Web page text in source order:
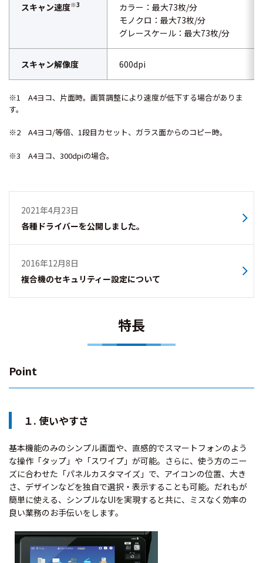
スキャン速度※3
カラー：最大73枚/分
モノクロ：最大73枚/分
グレースケール：最大73枚/分
スキャン解像度 600dpi
※1 A4ヨコ、片面時。画質調整により速度が低下する場合がありま
す。
※2 A4ヨコ/等倍、1段目カセット、ガラス面からのコピー時。
※3 A4ヨコ、300dpiの場合。
2021年4月23日
各種ドライバーを公開しました。
2016年12月8日
複合機のセキュリティー設定について
特長
Point
１. 使いやすさ
基本機能のみのシンプル画面や、直感的でスマートフォンのよう
な操作「タップ」や「スワイプ」が可能。さらに、使う方のニー
ズに合わせた「パネルカスタマイズ」で、アイコンの位置、大き
さ、デザインなどを独自で選択・表示することも可能。だれもが
簡単に使える、シンプルなUIを実現すると共に、ミスなく効率の
良い業務のお手伝いをします。